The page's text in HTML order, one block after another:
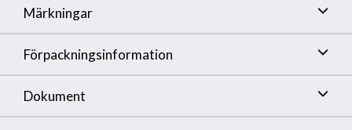
Märkningar
Förpackningsinformation
Dokument